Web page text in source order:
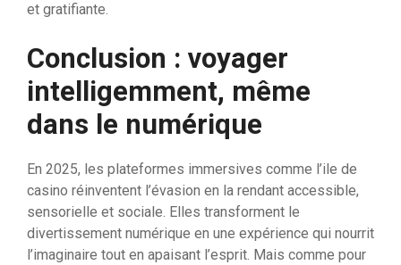
et gratifiante.
Conclusion : voyager
intelligemment, même
dans le numérique
En 2025, les plateformes immersives comme l’ile de
casino réinventent l’évasion en la rendant accessible,
sensorielle et sociale. Elles transforment le
divertissement numérique en une expérience qui nourrit
l’imaginaire tout en apaisant l’esprit. Mais comme pour